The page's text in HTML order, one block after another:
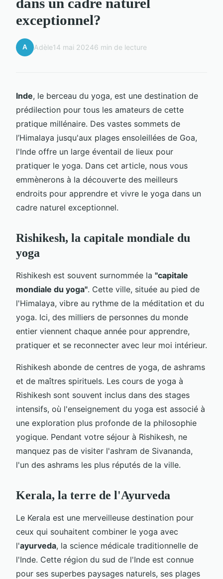
exceptionnel?
A Adèle14 mai 20246 min de lecture
Inde, le berceau du yoga, est une destination de
prédilection pour tous les amateurs de cette
pratique millénaire. Des vastes sommets de
l’Himalaya jusqu'aux plages ensoleillées de Goa,
l'Inde offre un large éventail de lieux pour
pratiquer le yoga. Dans cet article, nous vous
emmènerons à la découverte des meilleurs
endroits pour apprendre et vivre le yoga dans un
cadre naturel exceptionnel.
Rishikesh, la capitale mondiale du
yoga
Rishikesh est souvent surnommée la "capitale
mondiale du yoga". Cette ville, située au pied de
l'Himalaya, vibre au rythme de la méditation et du
yoga. Ici, des milliers de personnes du monde
entier viennent chaque année pour apprendre,
pratiquer et se reconnecter avec leur moi intérieur.
Rishikesh abonde de centres de yoga, de ashrams
et de maîtres spirituels. Les cours de yoga à
Rishikesh sont souvent inclus dans des stages
intensifs, où l'enseignement du yoga est associé à
une exploration plus profonde de la philosophie
yogique. Pendant votre séjour à Rishikesh, ne
manquez pas de visiter l'ashram de Sivananda,
l'un des ashrams les plus réputés de la ville.
Kerala, la terre de l'Ayurveda
Le Kerala est une merveilleuse destination pour
ceux qui souhaitent combiner le yoga avec
l'ayurveda, la science médicale traditionnelle de
l'Inde. Cette région du sud de l'Inde est connue
pour ses superbes paysages naturels, ses plages